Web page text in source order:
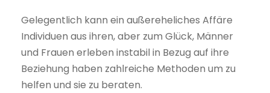
Gelegentlich kann ein außereheliches Affäre
Individuen aus ihren, aber zum Glück, Männer
und Frauen erleben instabil in Bezug auf ihre
Beziehung haben zahlreiche Methoden um zu
helfen und sie zu beraten.